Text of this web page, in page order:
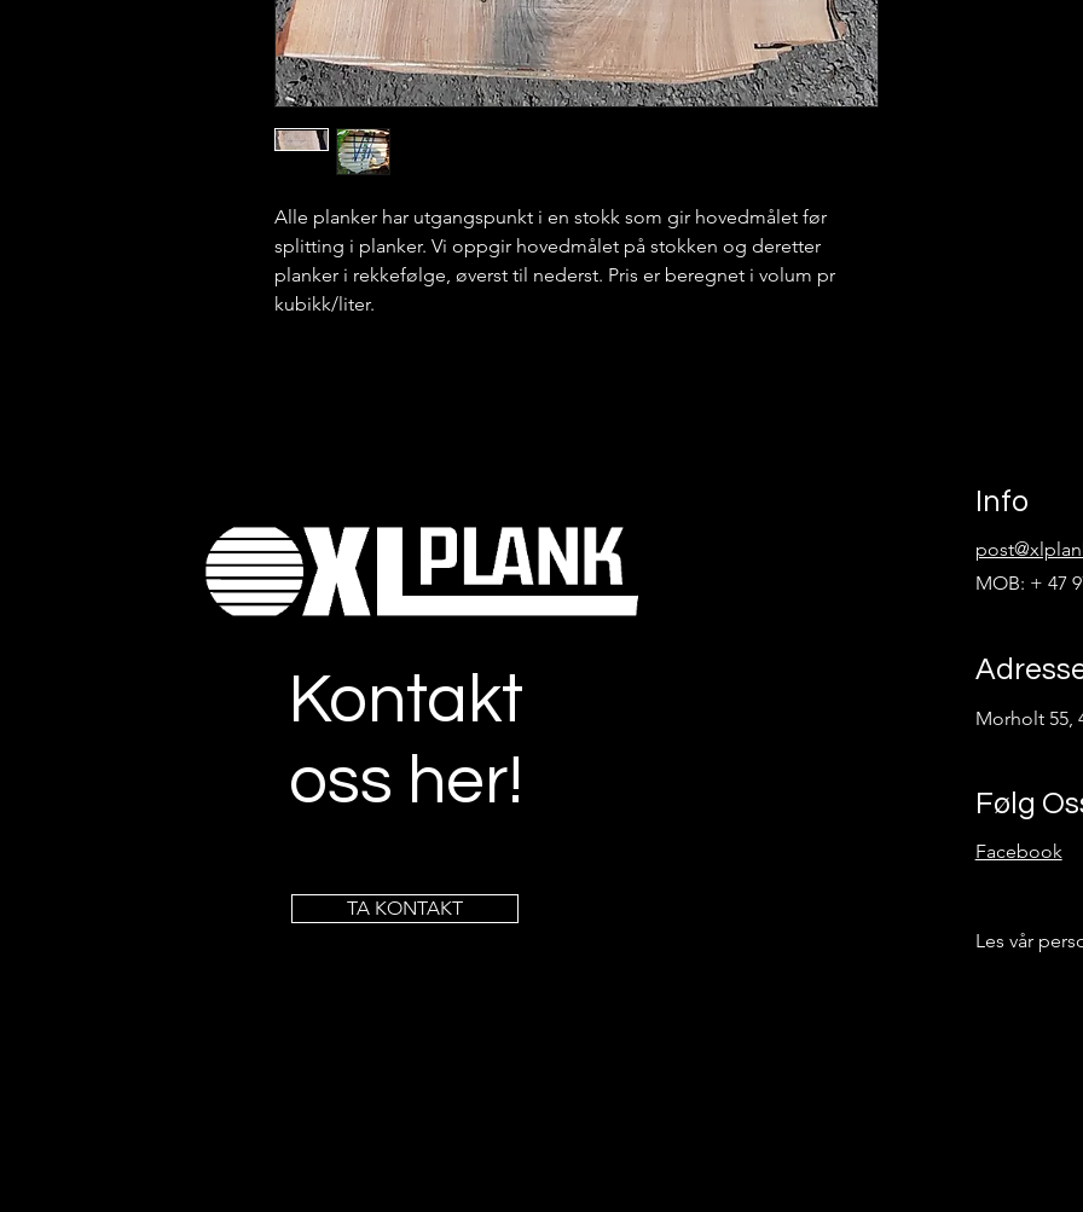
Alle planker har utgangspunkt i en stokk som gir hovedmålet før
splitting i planker. Vi oppgir hovedmålet på stokken og deretter
planker i rekkefølge, øverst til nederst. Pris er beregnet i volum pr
kubikk/liter.
Kontakt
oss her!
TA KONTAKT
Info
MOB: + 47
Morholt 55,
Følg
Facebook
Les vår